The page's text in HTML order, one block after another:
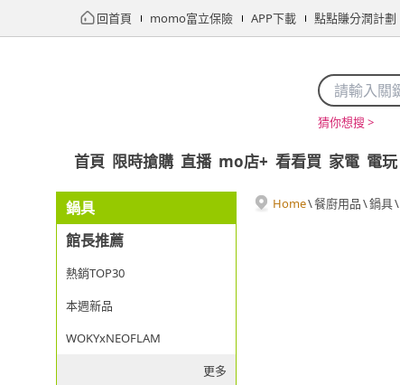
回首頁 momo富立保險 APP下載 點點賺分潤計劃
猜你想搜 >
首頁 限時搶購 直播 mo店+ 看看買 家電 電玩
鍋具
館長推薦
熱銷TOP30
本週新品
WOKYxNEOFLAM
更多
Home\餐廚用品\鍋具\